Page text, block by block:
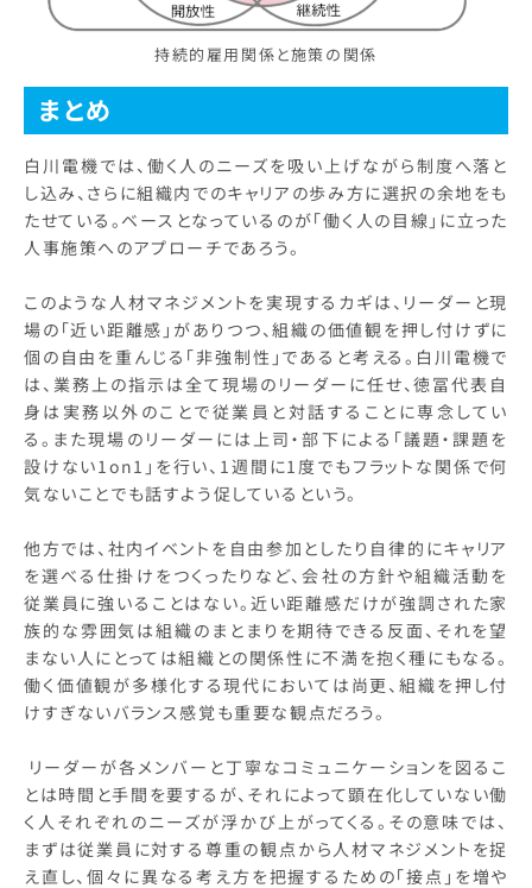
持続的雇用関係と施策の関係
まとめ
白川電機では、働く人のニーズを吸い上げながら制度へ落と
し込み、さらに組織内でのキャリアの歩み方に選択の余地をも
たせている。ベースとなっているのが「働く人の目線」に立った
人事施策へのアプローチであろう。
このような人材マネジメントを実現するカギは、リーダーと現
場の「近い距離感」がありつつ、組織の価値観を押し付けずに
個の自由を重んじる「非強制性」であると考える。白川電機で
は、業務上の指示は全て現場のリーダーに任せ、徳冨代表自
身は実務以外のことで従業員と対話することに専念してい
る。また現場のリーダーには上司・部下による「議題・課題を
設けない1on1」を行い、1週間に1度でもフラットな関係で何
気ないことでも話すよう促しているという。
他方では、社内イベントを自由参加としたり自律的にキャリア
を選べる仕掛けをつくったりなど、会社の方針や組織活動を
従業員に強いることはない。近い距離感だけが強調された家
族的な雰囲気は組織のまとまりを期待できる反面、それを望
まない人にとっては組織との関係性に不満を抱く種にもなる。
働く価値観が多様化する現代においては尚更、組織を押し付
けすぎないバランス感覚も重要な観点だろう。
リーダーが各メンバーと丁寧なコミュニケーションを図るこ
とは時間と手間を要するが、それによって顕在化していない働
く人それぞれのニーズが浮かび上がってくる。その意味では、
まずは従業員に対する尊重の観点から人材マネジメントを捉
え直し、個々に異なる考え方を把握するための「接点」を増や